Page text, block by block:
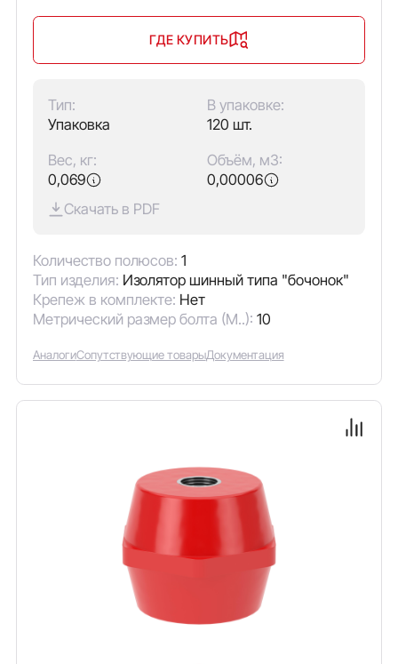
ГДЕ КУПИТЬ
Тип:
Упаковка
В упаковке:
120 шт.
Вес, кг:
0,069
Объём, м3:
0,00006
Скачать в PDF
Количество полюсов: 1
Тип изделия: Изолятор шинный типа "бочонок"
Крепеж в комплекте: Нет
Метрический размер болта (М..): 10
АналогиСопутствующие товарыДокументация